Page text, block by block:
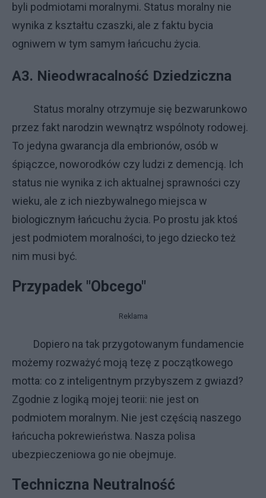
byli podmiotami moralnymi. Status moralny nie
wynika z kształtu czaszki, ale z faktu bycia
ogniwem w tym samym łańcuchu życia.
A3. Nieodwracalność Dziedziczna
Status moralny otrzymuje się bezwarunkowo
przez fakt narodzin wewnątrz wspólnoty rodowej.
To jedyna gwarancja dla embrionów, osób w
śpiączce, noworodków czy ludzi z demencją. Ich
status nie wynika z ich aktualnej sprawności czy
wieku, ale z ich niezbywalnego miejsca w
biologicznym łańcuchu życia. Po prostu jak ktoś
jest podmiotem moralności, to jego dziecko też
nim musi być.
Przypadek "Obcego"
Reklama
Dopiero na tak przygotowanym fundamencie
możemy rozważyć moją tezę z początkowego
motta: co z inteligentnym przybyszem z gwiazd?
Zgodnie z logiką mojej teorii: nie jest on
podmiotem moralnym. Nie jest częścią naszego
łańcucha pokrewieństwa. Nasza polisa
ubezpieczeniowa go nie obejmuje.
Techniczna Neutralność